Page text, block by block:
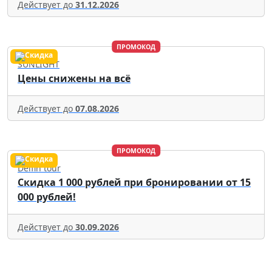
Действует до 31.12.2026
ПРОМОКОД
SUNLIGHT
Цены снижены на всё
Действует до 07.08.2026
ПРОМОКОД
Delfin tour
Скидка 1 000 рублей при бронировании от 15
000 рублей!
Действует до 30.09.2026